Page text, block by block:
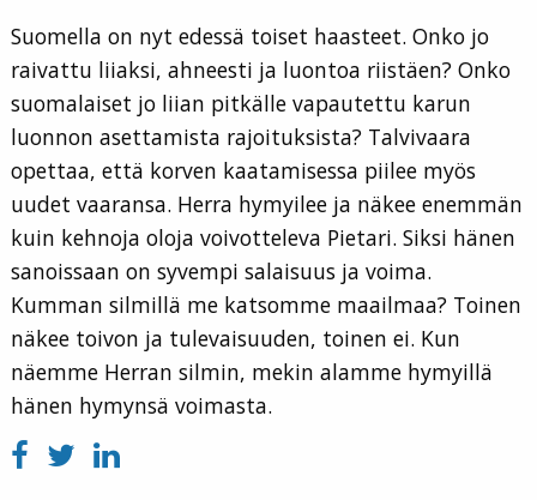
Suomella on nyt edessä toiset haasteet. Onko jo
raivattu liiaksi, ahneesti ja luontoa riistäen? Onko
suomalaiset jo liian pitkälle vapautettu karun
luonnon asettamista rajoituksista? Talvivaara
opettaa, että korven kaatamisessa piilee myös
uudet vaaransa. Herra hymyilee ja näkee enemmän
kuin kehnoja oloja voivotteleva Pietari. Siksi hänen
sanoissaan on syvempi salaisuus ja voima.
Kumman silmillä me katsomme maailmaa? Toinen
näkee toivon ja tulevaisuuden, toinen ei. Kun
näemme Herran silmin, mekin alamme hymyillä
hänen hymynsä voimasta.